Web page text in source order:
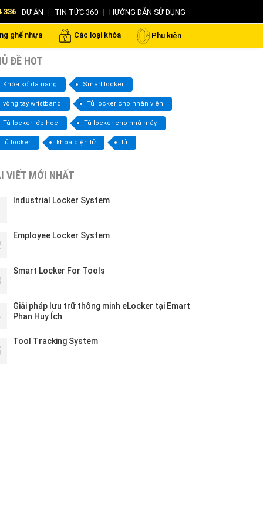
336 DỰ ÁN | TIN TỨC 360 | HƯỚNG DẪN SỬ DỤNG
ghế nhựa Các loại khóa Phụ kiện
ĐỀ HOT
Khóa số đa năng Smart locker
vòng tay wristband Tủ locker cho nhân viên
Tủ locker lớp học Tủ locker cho nhà máy
tủ locker khoá điện tử tủ
VIẾT MỚI NHẤT
Industrial Locker System
Employee Locker System
Smart Locker For Tools
Giải pháp lưu trữ thông minh eLocker tại Emart
Phan Huy Ích
Tool Tracking System